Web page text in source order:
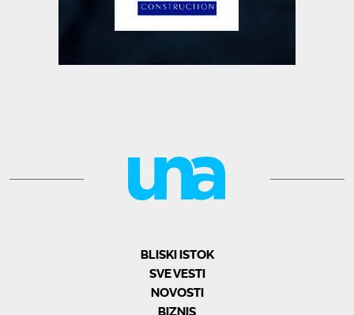
BLISKI ISTOK
SVE VESTI
NOVOSTI
BIZNIS